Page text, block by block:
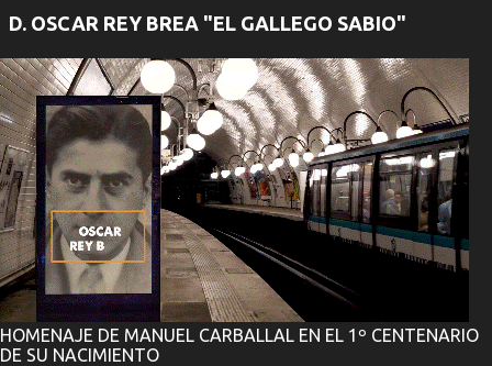
D. OSCAR REY BREA "EL GALLEGO SABIO"
HOMENAJE DE MANUEL CARBALLAL EN EL 1º CENTENARIO
DE SU NACIMIENTO